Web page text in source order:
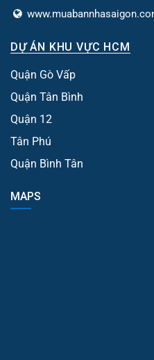
DỰ ÁN KHU VỰC HCM
Quận Gò Vấp
Quận Tân Bình
Quận 12
Tân Phú
Quận Bình Tân
MAPS